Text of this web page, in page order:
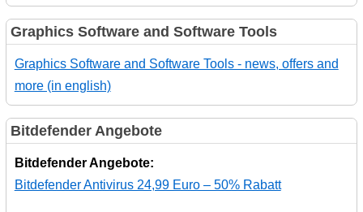
Graphics Software and Software Tools
Graphics Software and Software Tools - news, offers and
more (in english)
Bitdefender Angebote
Bitdefender Angebote:
Bitdefender Antivirus 24,99 Euro – 50% Rabatt